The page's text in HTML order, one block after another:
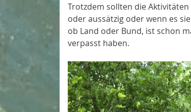
Trotzdem sollten die
oder aussätzig oder wenn es
ob Land oder Bund, ist schon
verpasst haben.